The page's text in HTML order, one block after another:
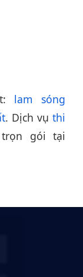
lam sóng
. Dịch vụthi
trọn gói tại